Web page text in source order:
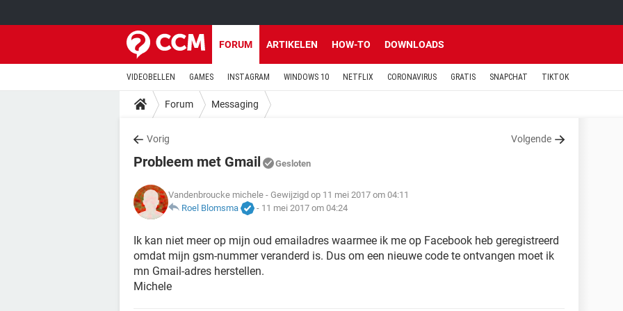
FORUM ARTIKELEN HOW-TO DOWNLOADS
VIDEOBELLEN GAMES INSTAGRAM WINDOWS 10 NETFLIX CORONAVIRUS GRATIS SNAPCHAT TIKTOK
Forum Messaging
Vorig Volgende
Probleem met Gmail Gesloten
Vandenbroucke michele - Gewijzigd op 11 mei 2017 om 04:11
Roel Blomsma
- 11 mei 2017 om 04:24
Ik kan niet meer op mijn oud emailadres waarmee ik me op Facebook heb geregistreerd
omdat mijn gsm-nummer veranderd is. Dus om een nieuwe code te ontvangen moet ik
mn Gmail-adres herstellen.
Michele